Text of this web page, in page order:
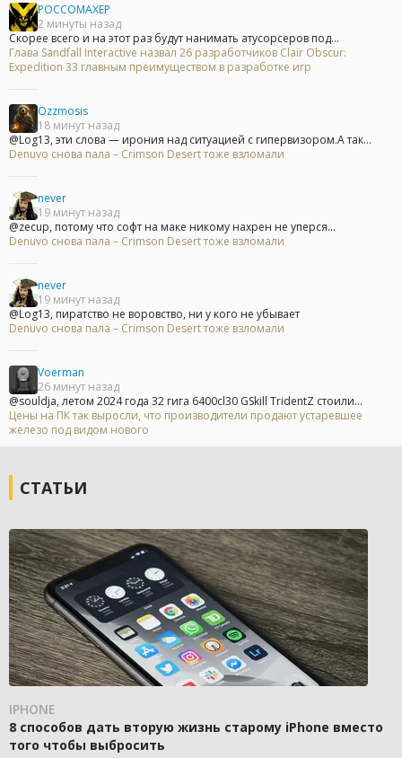
POCCOMAXEP
2 минуты назад
Скорее всего и на этот раз будут нанимать атусорсеров под...
Глава Sandfall Interactive назвал 26 разработчиков Clair Obscur:
Expedition 33 главным преимуществом в разработке игр
Ozzmosis
18 минут назад
@Log13, эти слова — ирония над ситуацией с гипервизором.А так...
Denuvo снова пала – Crimson Desert тоже взломали
never
19 минут назад
@zecup, потому что софт на маке никому нахрен не уперся...
Denuvo снова пала – Crimson Desert тоже взломали
never
19 минут назад
@Log13, пиратство не воровство, ни у кого не убывает
Denuvo снова пала – Crimson Desert тоже взломали
Voerman
26 минут назад
@souldja, летом 2024 года 32 гига 6400cl30 GSkill TridentZ стоили...
Цены на ПК так выросли, что производители продают устаревшее
железо под видом нового
СТАТЬИ
IPHONE
8 способов дать вторую жизнь старому iPhone вместо
того чтобы выбросить